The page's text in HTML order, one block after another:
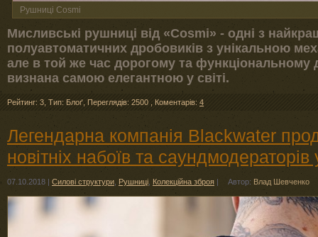
Рушниці Cosmi
Мисливські рушниці від «Cosmi» - одні з
полуавтоматичних дробовиків з унікальною
але в той же час дорогому та функціональному
визнана самою елегантною у світі.
Рейтинг: 3 Тип: Блоґ, Переглядів: 2500 Коментарів: 4
Легендарна компанія Blackwater
новітніх набоїв та саундмодераторів
07.10.2018 | Силові структури Рушниці Колекційна зброя | Автор: Влад Шевченко